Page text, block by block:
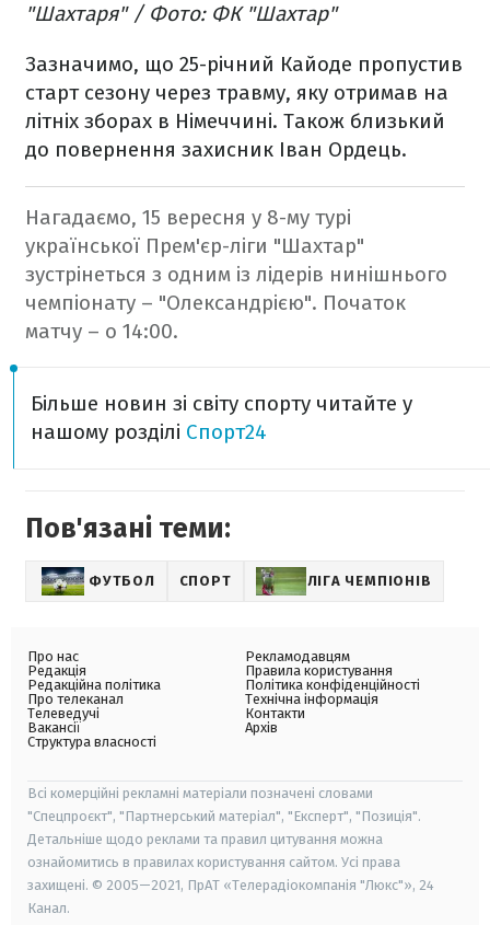
"Шахтаря" / Фото: ФК "Шахтар"
Зазначимо, що 25-річний Кайоде пропустив
старт сезону через травму, яку отримав на
літніх зборах в Німеччині. Також близький
до повернення захисник Іван Ордець.
Нагадаємо, 15 вересня у 8-му турі
української Прем'єр-ліги "Шахтар"
зустрінеться з одним із лідерів нинішнього
чемпіонату – "Олександрією". Початок
матчу – о 14:00.
Більше новин зі світу спорту читайте у
нашому розділі Спорт24
Пов'язані теми:
ФУТБОЛ СПОРТ ЛІГА ЧЕМПІОНІВ
Про нас
Редакція
Редакційна політика
Про телеканал
Телеведучі
Вакансії
Структура власності
Рекламодавцям
Правила користування
Політика конфіденційності
Технічна інформація
Контакти
Архів
Всі комерційні рекламні матеріали позначені словами
"Спецпроєкт", "Партнерський матеріал", "Експерт", "Позиція".
Детальніше щодо реклами та правил цитування можна
ознайомитись в правилах користування сайтом. Усі права
захищені. © 2005—2021, ПрАТ «Телерадіокомпанія "Люкс"», 24
Канал.